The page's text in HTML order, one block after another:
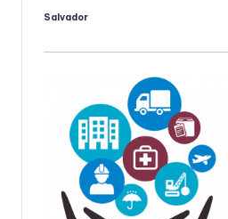
Publicado
Salvador